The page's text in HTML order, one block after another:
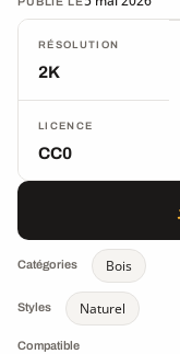
RÉSOLUTION
2K
LICENCE
CC0
Catégories Bois
Styles Naturel
Compatible